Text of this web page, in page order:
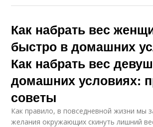
Как набрать вес
быстро в домашних
Как набрать вес
домашних условиях:
советы
Как правило, в повседневной жизни мы
желания окружающих скинуть лишний